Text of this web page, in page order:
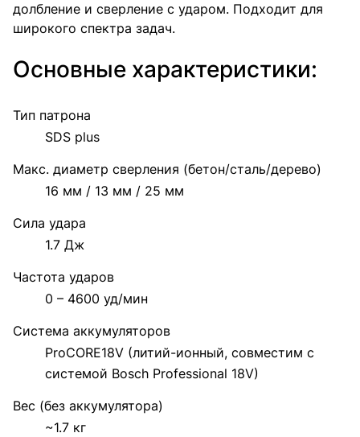
долбление и сверление с ударом. Подходит для
широкого спектра задач.
Основные характеристики:
Тип патрона
SDS plus
Макс. диаметр сверления (бетон/сталь/дерево)
16 мм / 13 мм / 25 мм
Сила удара
1.7 Дж
Частота ударов
0 – 4600 уд/мин
Система аккумуляторов
ProCORE18V (литий-ионный, совместим с
системой Bosch Professional 18V)
Вес (без аккумулятора)
~1.7 кг